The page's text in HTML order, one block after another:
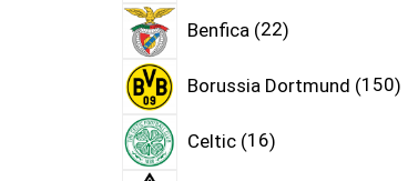
Benfica 22
Borussia Dortmund 150
Celtic 16